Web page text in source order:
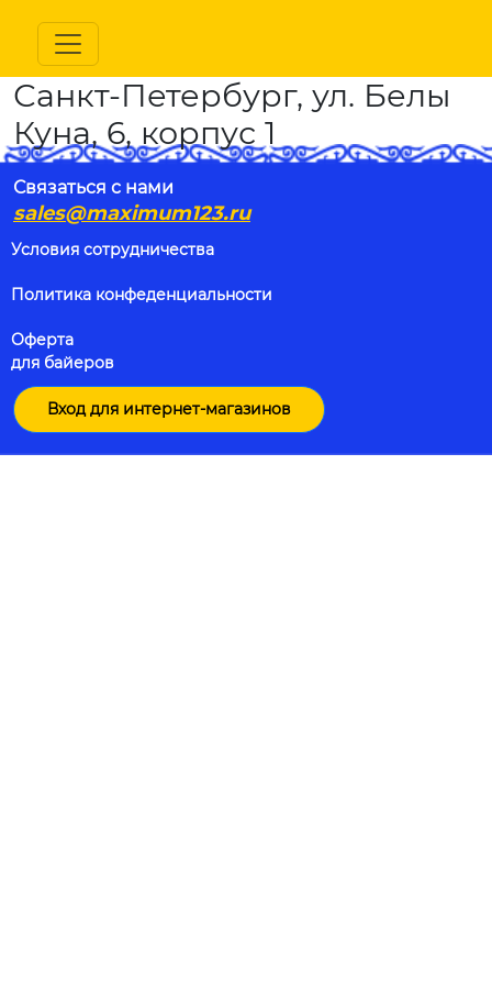
Санкт-Петербург, ул. Белы
Куна, 6, корпус 1
Связаться с нами
sales@maximum123.ru
Условия сотрудничества
Политика конфеденциальности
Оферта
для байеров
Вход для интернет-магазинов